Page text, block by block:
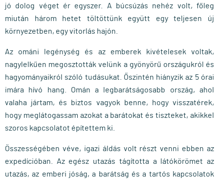
jó dolog véget ér egyszer. A búcsúzás nehéz volt, főleg
miután három hetet töltöttünk együtt egy teljesen új
környezetben, egy vitorlás hajón.
Az ománi legénység és az emberek kivételesek voltak,
nagylelkűen megosztották velünk a gyönyörű országukról és
hagyományaikról szóló tudásukat. Őszintén hiányzik az 5 órai
imára hívó hang. Omán a legbarátságosabb ország, ahol
valaha jártam, és biztos vagyok benne, hogy visszatérek,
hogy meglátogassam azokat a barátokat és tiszteket, akikkel
szoros kapcsolatot építettem ki.
Összességében véve, igazi áldás volt részt venni ebben az
expedícióban. Az egész utazás tágította a látókörömet az
utazás, az emberi jóság, a barátság és a tartós kapcsolatok